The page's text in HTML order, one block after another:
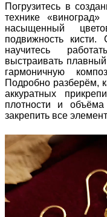
Погрузитесь в
технике
насыщенный
подвижность
научитесь
выстраивать
гармоничную
Подробно разберём,
аккуратных
плотности и
закрепить все